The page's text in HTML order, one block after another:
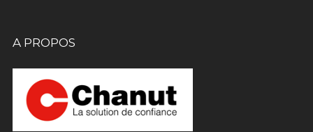
A PROPOS